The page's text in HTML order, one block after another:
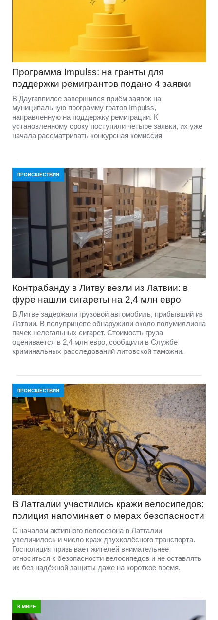
Программа Impulss: на гранты для
поддержки ремигрантов подано 4 заявки
В Даугавпилсе завершился приём заявок на
муниципальную программу гратов Impulss,
направленную на поддержку ремиграции. К
установленному сроку поступили четыре заявки, их уже
начала рассматривать конкурсная комиссия.
ПРОИСШЕСТВИЯ
Контрабанду в Литву везли из Латвии: в
фуре нашли сигареты на 2,4 млн евро
В Литве задержали грузовой автомобиль, прибывший из
Латвии. В полуприцепе обнаружили около полумиллиона
пачек нелегальных сигарет. Стоимость груза
оценивается в 2,4 млн евро, сообщили в Службе
криминальных расследований литовской таможни.
ПРОИСШЕСТВИЯ
В Латгалии участились кражи велосипедов:
полиция напоминает о мерах безопасности
С началом активного велосезона в Латгалии
увеличилось и число краж двухколёсного транспорта.
Госполиция призывает жителей внимательнее
относиться к безопасности велосипедов и не оставлять
их без надёжной защиты даже на короткое время.
В МИРЕ